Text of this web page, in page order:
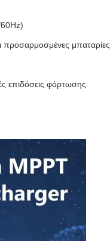
προσαρμοσμένες μπαταρίες
επιδόσεις φόρτωσης